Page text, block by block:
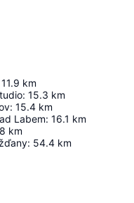
11.9 km
: 15.3 km
: 15.4 km
Labem: 16.1 km
km
: 54.4 km